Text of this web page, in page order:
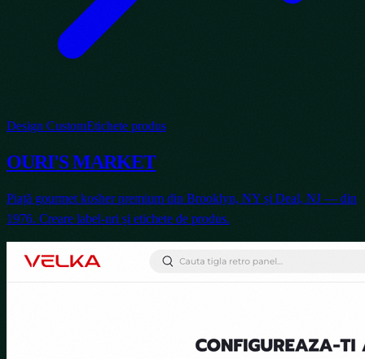
Design CustomEtichete produs
OURI'S MARKET
Piață gourmet kosher premium din Brooklyn, NY și Deal, NJ — din
1976. Creare label-uri și etichete de produs.